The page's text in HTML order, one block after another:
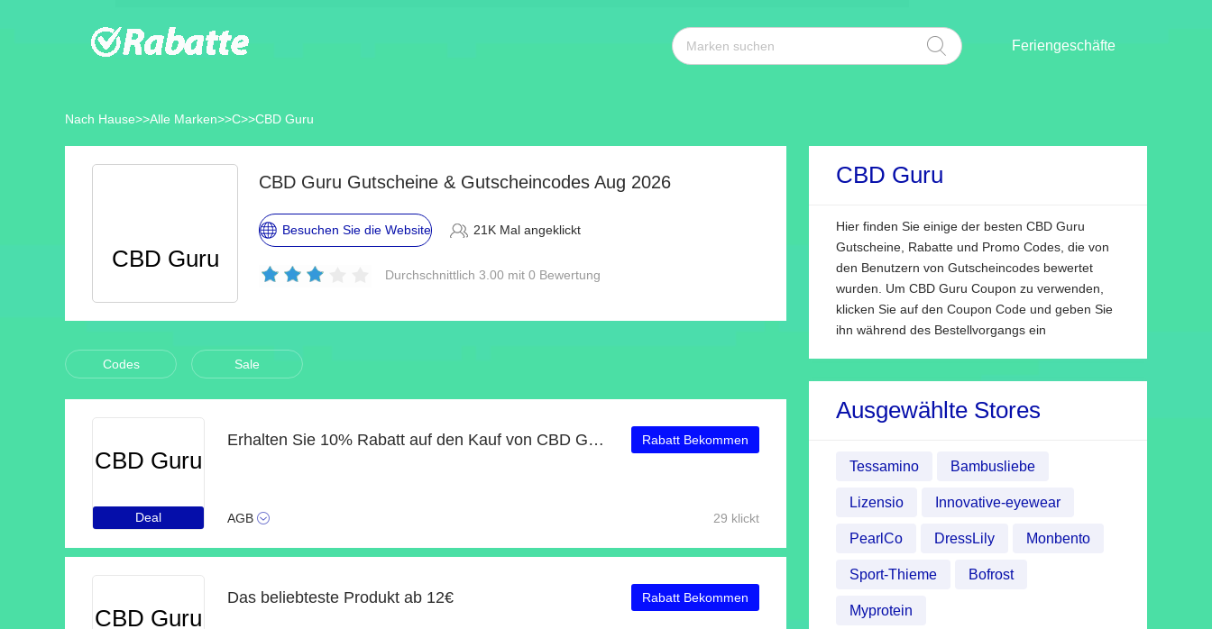
Feriengeschäfte
Nach Hause>>Alle Marken>>C>>CBD Guru
CBD Guru
CBD Guru Gutscheine & Gutscheincodes Aug 2026
Besuchen Sie die Website 21K Mal angeklickt
Durchschnittlich 3.00 mit 0 Bewertung
Codes Sale
CBD Guru
Deal
Erhalten Sie 10% Rabatt auf den Kauf von CBD Guru
AGB
Rabatt Bekommen
29 klickt
CBD Guru
Das beliebteste Produkt ab 12€ Rabatt Bekommen
CBD Guru
Hier finden Sie einige der besten CBD Guru
Gutscheine, Rabatte und Promo Codes, die von
den Benutzern von Gutscheincodes bewertet
wurden. Um CBD Guru Coupon zu verwenden,
klicken Sie auf den Coupon Code und geben Sie
ihn während des Bestellvorgangs ein
Ausgewählte Stores
Tessamino Bambusliebe
Lizensio Innovative-eyewear
PearlCo DressLily Monbento
Sport-Thieme Bofrost
Myprotein